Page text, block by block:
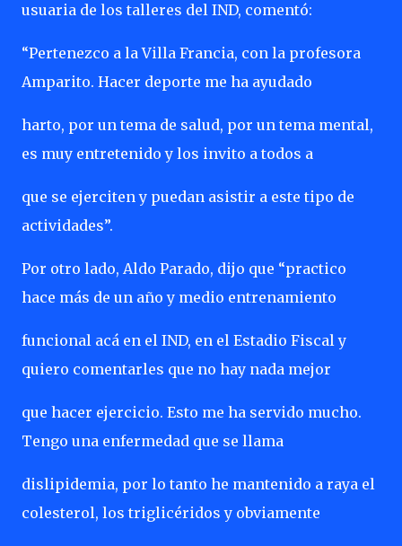
usuaria de los talleres del IND, comentó:
“Pertenezco a la Villa Francia, con la profesora
Amparito. Hacer deporte me ha ayudado
harto, por un tema de salud, por un tema mental,
es muy entretenido y los invito a todos a
que se ejerciten y puedan asistir a este tipo de
actividades”.
Por otro lado, Aldo Parado, dijo que “practico
hace más de un año y medio entrenamiento
funcional acá en el IND, en el Estadio Fiscal y
quiero comentarles que no hay nada mejor
que hacer ejercicio. Esto me ha servido mucho.
Tengo una enfermedad que se llama
dislipidemia, por lo tanto he mantenido a raya el
colesterol, los triglicéridos y obviamente